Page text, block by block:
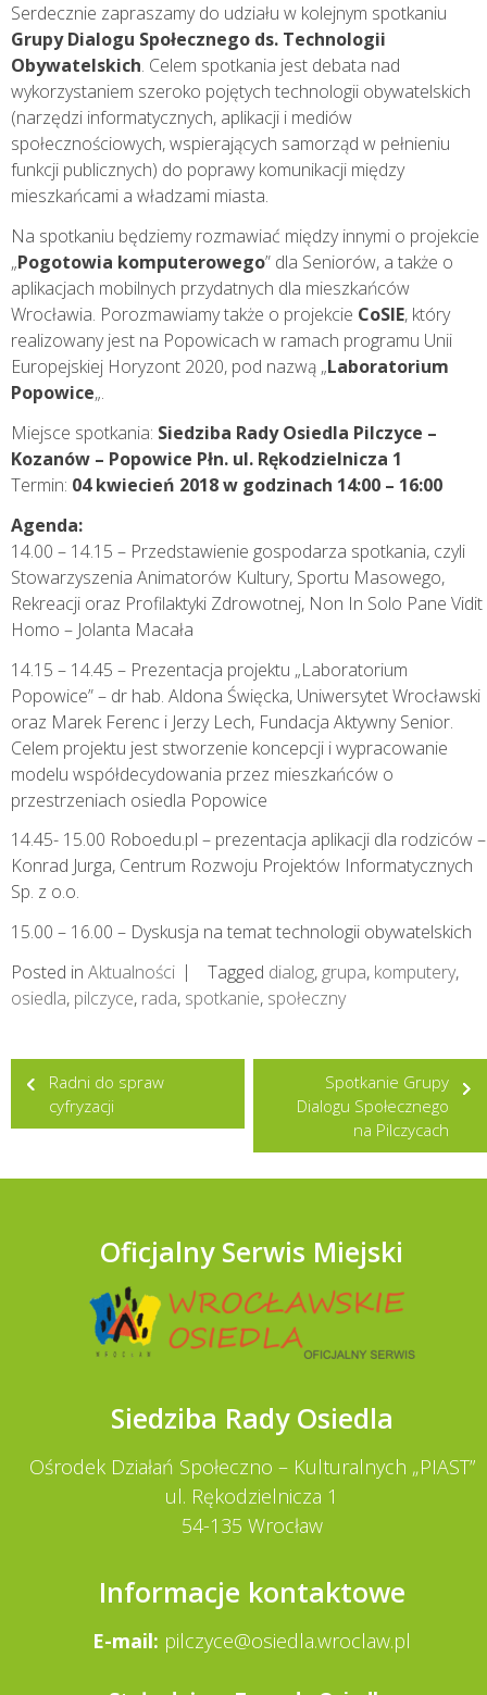
Serdecznie zapraszamy do udziału w kolejnym spotkaniu
Grupy Dialogu Społecznego ds. Technologii
Obywatelskich. Celem spotkania jest debata nad
wykorzystaniem szeroko pojętych technologii obywatelskich
(narzędzi informatycznych, aplikacji i mediów
społecznościowych, wspierających samorząd w pełnieniu
funkcji publicznych) do poprawy komunikacji między
mieszkańcami a władzami miasta.
Na spotkaniu będziemy rozmawiać między innymi o projekcie
„Pogotowia komputerowego” dla Seniorów, a także o
aplikacjach mobilnych przydatnych dla mieszkańców
Wrocławia. Porozmawiamy także o projekcie CoSIE, który
realizowany jest na Popowicach w ramach programu Unii
Europejskiej Horyzont 2020, pod nazwą „Laboratorium
Popowice„.
Miejsce spotkania: Siedziba Rady Osiedla Pilczyce –
Kozanów – Popowice Płn. ul. Rękodzielnicza 1
Termin: 04 kwiecień 2018 w godzinach 14:00 – 16:00
Agenda:
14.00 – 14.15 – Przedstawienie gospodarza spotkania, czyli
Stowarzyszenia Animatorów Kultury, Sportu Masowego,
Rekreacji oraz Profilaktyki Zdrowotnej, Non In Solo Pane Vidit
Homo – Jolanta Macała
14.15 – 14.45 – Prezentacja projektu „Laboratorium
Popowice” – dr hab. Aldona Święcka, Uniwersytet Wrocławski
oraz Marek Ferenc i Jerzy Lech, Fundacja Aktywny Senior.
Celem projektu jest stworzenie koncepcji i wypracowanie
modelu współdecydowania przez mieszkańców o
przestrzeniach osiedla Popowice
14.45- 15.00 Roboedu.pl – prezentacja aplikacji dla rodziców –
Konrad Jurga, Centrum Rozwoju Projektów Informatycznych
Sp. z o.o.
15.00 – 16.00 – Dyskusja na temat technologii obywatelskich
Posted in Aktualności Tagged dialog, grupa, komputery,
osiedla, pilczyce, rada, spotkanie, społeczny
Nawigacja
wpisu
Radni do spraw
cyfryzacji
Spotkanie Grupy
Dialogu Społecznego
na Pilczycach
Oficjalny Serwis Miejski
Siedziba Rady Osiedla
Ośrodek Działań Społeczno – Kulturalnych „PIAST”
ul. Rękodzielnicza 1
54-135 Wrocław
Informacje kontaktowe
E-mail: pilczyce@osiedla.wroclaw.pl